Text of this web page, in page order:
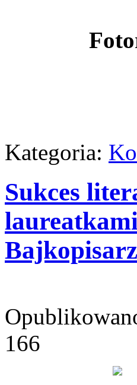
Kategoria:
Sukces
166